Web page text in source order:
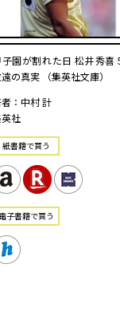
子園が割れた日 松井秀喜
の真実 （集英社文庫）
：中村 計
社
紙書籍で買う
電⼦書籍で買う